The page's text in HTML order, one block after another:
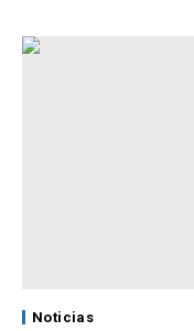
Noticias